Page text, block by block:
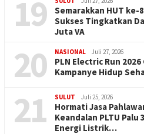
19
Semarakkan HUT ke-
Sukses Tingkatkan
Juta VA
20 NASIONAL Juli 27, 2026
PLN Electric Run
Kampanye Hidup
21 SULUT Juli 25, 2026
Hormati Jasa
Keandalan PLTU
Energi Listrik…